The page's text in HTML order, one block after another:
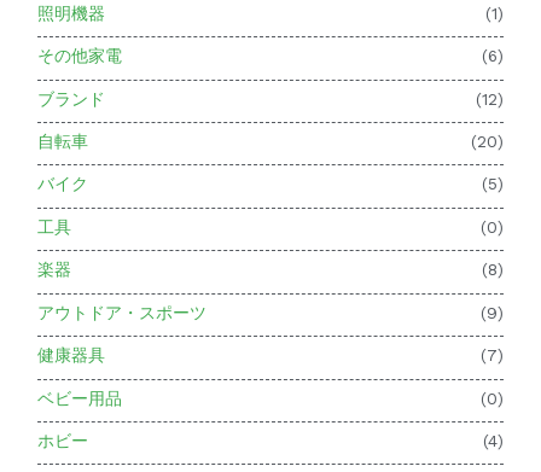
照明機器 (1)
その他家電 (6)
ブランド (12)
自転車 (20)
バイク (5)
工具 (0)
楽器 (8)
アウトドア・スポーツ (9)
健康器具 (7)
ベビー用品 (0)
ホビー (4)